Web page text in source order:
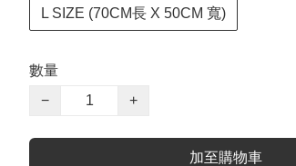
L SIZE (70CM長 X 50CM 寬)
數量
−
+
加至購物車